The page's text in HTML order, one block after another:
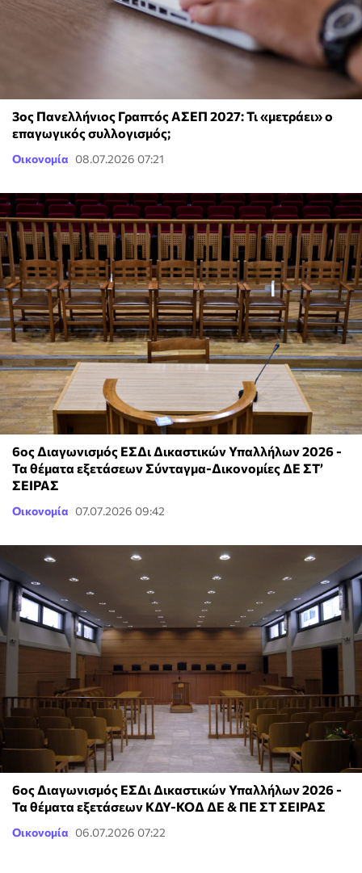
3ος Πανελλήνιος Γραπτός ΑΣΕΠ 2027: Τι «μετράει» ο
επαγωγικός συλλογισμός;
Οικονομία 08.07.2026 07:21
6ος Διαγωνισμός ΕΣΔι Δικαστικών Υπαλλήλων 2026 -
Τα θέματα εξετάσεων Σύνταγμα-Δικονομίες ΔΕ ΣΤ’
ΣΕΙΡΑΣ
Οικονομία 07.07.2026 09:42
6ος Διαγωνισμός ΕΣΔι Δικαστικών Υπαλλήλων 2026 -
Τα θέματα εξετάσεων ΚΔΥ-ΚΟΔ ΔΕ & ΠΕ ΣΤ ΣΕΙΡΑΣ
Οικονομία 06.07.2026 07:22